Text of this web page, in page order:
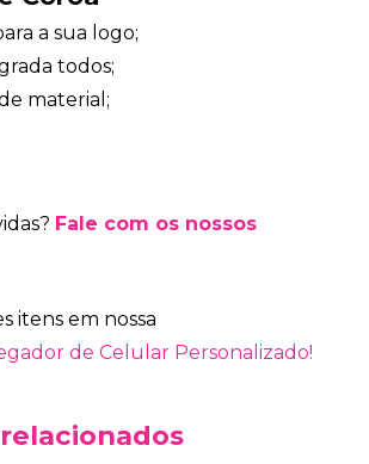
a sua logo;
todos;
material;
Fale com os nossos
itens em nossa
de Celular Personalizado!